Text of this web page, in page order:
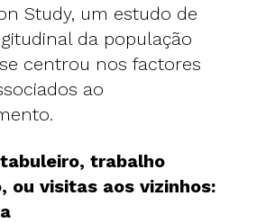
Study, um estudo de
da população
centrou nos factores
ao
trabalho
ou visitas aos vizinhos: